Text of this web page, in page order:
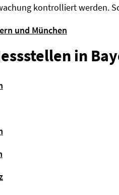
kontrolliert werden.
und München
in